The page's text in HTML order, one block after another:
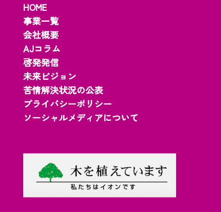
HOME
事業一覧
会社概要
AJコラム
啓発発信
未来ビジョン
苦情解決状況の公表
プライバシーポリシー
ソーシャルメディアについて